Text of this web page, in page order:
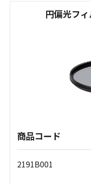
円偏光フ
商品コード
2191B001